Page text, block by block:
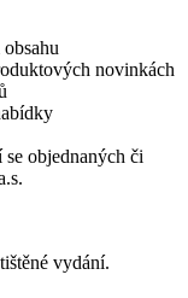
novinkách
objednaných či
vydání.